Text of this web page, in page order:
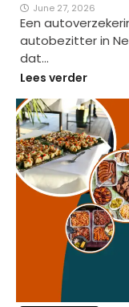
June 27, 2026
Een
autobezitter in
dat…
Lees verder